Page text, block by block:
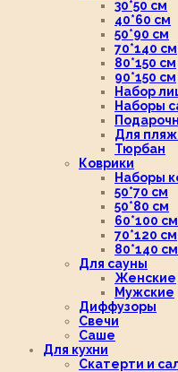
30*50 см
40*60 см
50*90 см
70*140 см
80*150 см
90*150 см
Набор
Наборы
Для
Тюрбан
Коврики
Наборы
50*70 см
50*80 см
60*100 см
70*120 см
80*140 см
Для сауны
Женские
Мужские
Диффузоры
Свечи
Саше
Для кухни
Скатерти и